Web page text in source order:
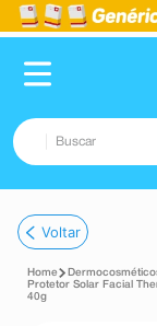
Buscar
1º fralda
2º dipirona
Voltar
Protetor Solar Facial
40g